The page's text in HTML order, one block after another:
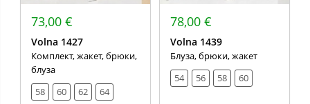
73,00 €
Volna 1427
Комплект, жакет, брюки,
блуза
58
60 62 64
78,00 €
Volna 1439
Блуза, брюки, жакет
54
56 58 60